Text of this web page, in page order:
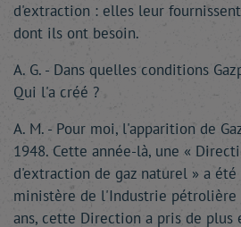
d'extraction : elles leur
dont ils ont besoin.
A. G. - Dans quelles conditions
Qui l'a créé ?
A. M. - Pour moi, l'apparition de
1948. Cette année-là, une «
d'extraction de gaz naturel » a
ministère de l'Industrie pétrolière
ans, cette Direction a pris de plus